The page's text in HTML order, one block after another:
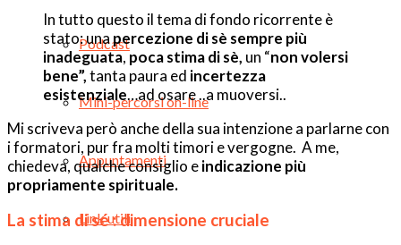
Podcast
Mini-percorsi on-line
Appuntamenti
Link utili
In tutto questo il tema di fondo ricorrente è
stato: unapercezione di sè sempre più
inadeguata,poca stima di sè, un “non volersi
bene”,tanta paura ed incertezza
esistenziale…ad osare ..a muoversi..
Mi scriveva però anche della sua intenzione a parlarne con
i formatori, pur fra molti timori e vergogne. A me,
chiedeva, qualche consiglio eindicazione più
propriamente spirituale.
La stima di sé : dimensione cruciale